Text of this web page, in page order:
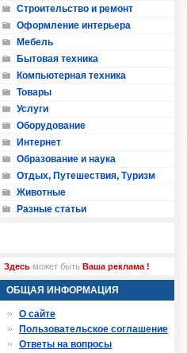
Строительство и ремонт
Оформление интерьера
Мебель
Бытовая техника
Компьютерная техника
Товары
Услуги
Оборудование
Интернет
Образование и наука
Отдых, Путешествия, Туризм
Животные
Разные статьи
Здесь может быть Ваша реклама !
ОБЩАЯ ИНФОРМАЦИЯ
О сайте
Пользовательское соглашение
Ответы на вопросы